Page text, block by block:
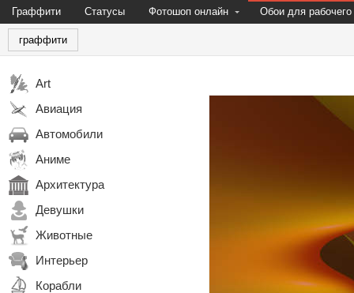
Граффити Статусы Фотошоп онлайн Обои для рабочего
граффити
Art
Авиация
Автомобили
Аниме
Архитектура
Девушки
Животные
Интерьер
Корабли